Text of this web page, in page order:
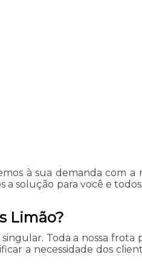
à sua demanda com
a solução para você e
Limão?
Toda a nossa
a necessidade dos